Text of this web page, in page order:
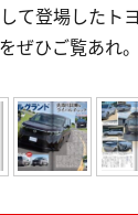
て登場したト
ぜひご覧あれ。